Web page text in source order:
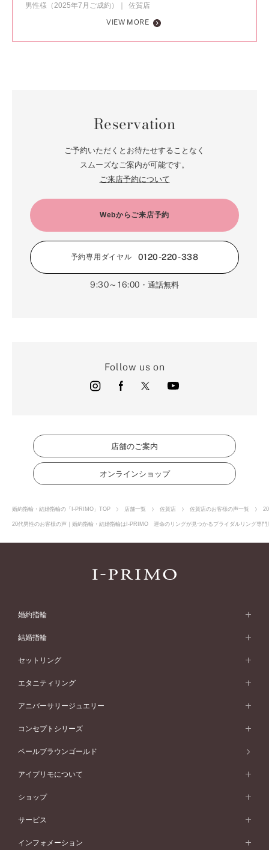
男性様（2025年7月ご成約）
佐賀店
VIEW MORE
Reservation
ご予約いただくとお待たせすることなく
スムーズなご案内が可能です。
ご来店予約について
Webからご来店予約
予約専用ダイヤル 0120-220-338
9:30～16:00 ・通話無料
Follow us on
店舗のご案内
オンラインショップ
婚約指輪・結婚指輪の「I-PRIMO」TOP 店舗一覧 佐賀店 佐賀店のお客様の声一覧
20代男性のお客様の声｜婚約指輪・結婚指輪はI-PRIMO 運命のリングが見つかるブライダルリング専
婚約指輪
婚約指輪 (エンゲージリング)
婚約指輪一覧
ピンクゴールド
ペールブラウンゴールド
ウェーブライン
V字ライン
ワンサイドメレ
ダブルサイドメレ
シンプル
フェミニン
モード
50万円台～
40万円台～
30万円台～
婚約指輪 人気ランキング
婚約ネックレス
ダイヤモンドシェイプコレクション
結婚指輪
結婚指輪 (マリッジリング)
結婚指輪一覧
ピンクゴールド
ペールブラウンゴールド
ウェーブライン
V字ライン
ワンメレ
セベラルメレ
シンプル
フェミニン
モード
50万円～
40万円～50万円
セットリング
セットリング
セットリング一覧
ピンクゴールド
ペールブラウンゴールド
エタニティリング
エタニティリング
エタニティリング一覧
ピンクゴールド
ペールブラウンゴールド
アニバーサリージュエリー
アニバーサリージュエリー
アニバーサリージュエリー一覧
ファッションリング
ブレスレット
コンセプトシリーズ
コンセプトシリーズ
オリジンビリーフ
エトワル
スワハ
ペールブラウンゴールド
アイプリモについて
アイプリモについて
パーソナルハンド診断
デザインへのこだわり
ショップ
店舗一覧
北海道
サービス
プロポーズサポート
インフォメーション